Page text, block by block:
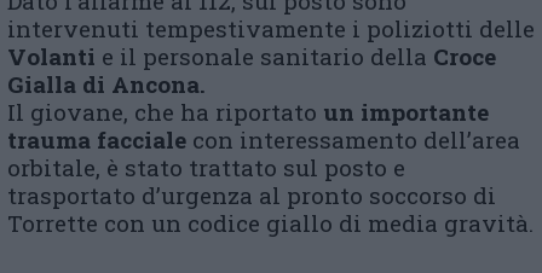
intervenuti tempestivamente i poliziotti delle
Volanti e il personale sanitario della Croce
Gialla di Ancona.
Il giovane, che ha riportato un importante
trauma facciale con interessamento dell’area
orbitale, è stato trattato sul posto e
trasportato d’urgenza al pronto soccorso di
Torrette con un codice giallo di media gravità.